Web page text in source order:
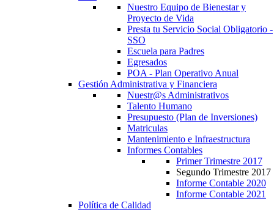
Nuestro Equipo de Bienestar y
Proyecto de Vida
Presta tu Servicio Social Obligatorio -
SSO
Escuela para Padres
Egresados
POA - Plan Operativo Anual
Gestión Administrativa y Financiera
Nuestr@s Administrativos
Talento Humano
Presupuesto (Plan de Inversiones)
Matriculas
Mantenimiento e Infraestructura
Informes Contables
Primer Trimestre 2017
Segundo Trimestre 2017
Informe Contable 2020
Informe Contable 2021
Política de Calidad